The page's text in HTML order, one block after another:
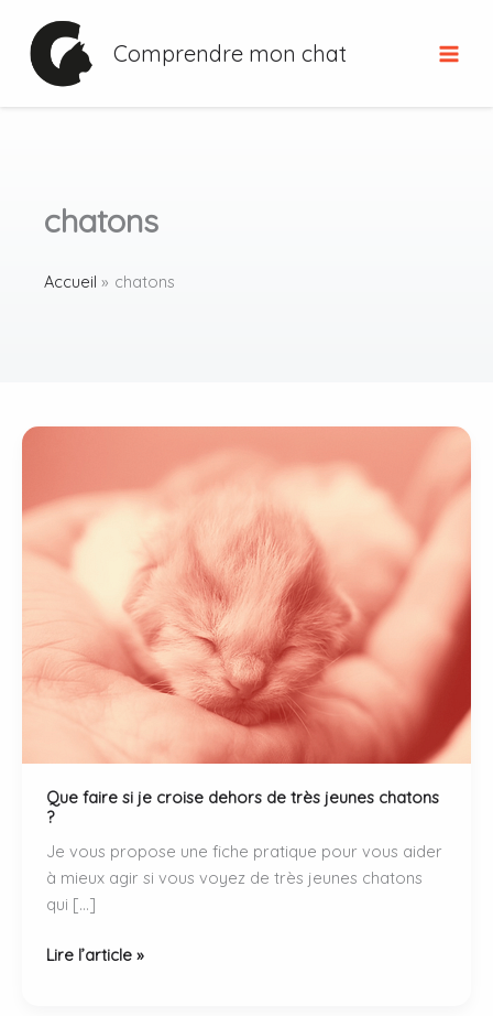
contenu
Comprendre mon chat
chatons
Accueil chatons
Que faire si je croise dehors de très jeunes chatons
?
Je vous propose une fiche pratique pour vous aider
à mieux agir si vous voyez de très jeunes chatons
qui […]
Que
Lire l’article »